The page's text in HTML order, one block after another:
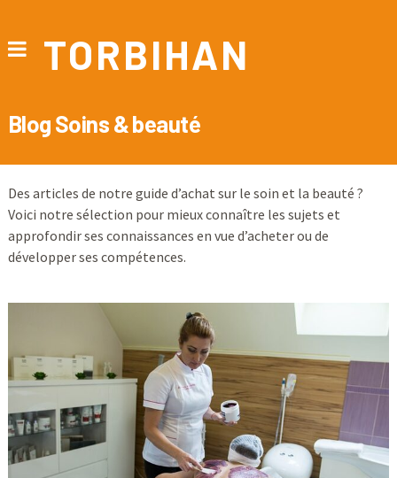
TORBIHAN
Blog Soins & beauté
Des articles de notre guide d’achat sur le soin et la beauté ?
Voici notre sélection pour mieux connaître les sujets et
approfondir ses connaissances en vue d’acheter ou de
développer ses compétences.